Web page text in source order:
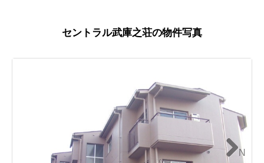
セントラル武庫之荘の物件写真
N